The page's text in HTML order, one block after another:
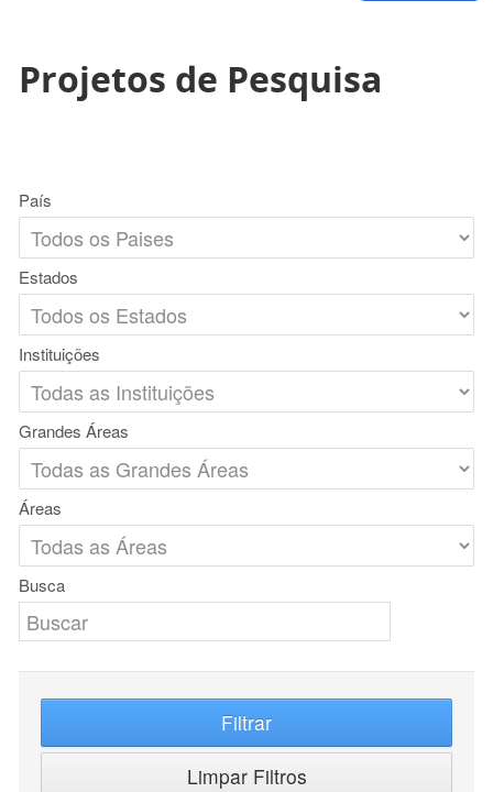
Projetos de Pesquisa
País
Estados
Instituições
Grandes Áreas
Áreas
Busca
Filtrar
Limpar Filtros